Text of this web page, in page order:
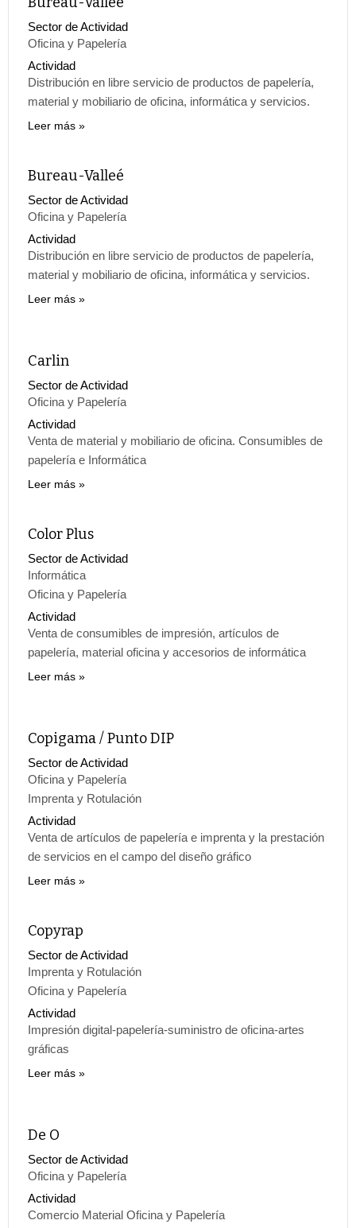
Sector de Actividad
Oficina y Papelería
Actividad
Distribución en libre servicio de productos de papelería,
material y mobiliario de oficina, informática y servicios.
Leer más
Bureau-Valleé
Sector de Actividad
Oficina y Papelería
Actividad
Distribución en libre servicio de productos de papelería,
material y mobiliario de oficina, informática y servicios.
Leer más
Carlin
Sector de Actividad
Oficina y Papelería
Actividad
Venta de material y mobiliario de oficina. Consumibles de
papelería e Informática
Leer más
Color Plus
Sector de Actividad
Informática
Oficina y Papelería
Actividad
Venta de consumibles de impresión, artículos de
papelería, material oficina y accesorios de informática
Leer más
Copigama / Punto DIP
Sector de Actividad
Oficina y Papelería
Imprenta y Rotulación
Actividad
Venta de artículos de papelería e imprenta y la prestación
de servicios en el campo del diseño gráfico
Leer más
Copyrap
Sector de Actividad
Imprenta y Rotulación
Oficina y Papelería
Actividad
Impresión digital-papelería-suministro de oficina-artes
gráficas
Leer más
De O
Sector de Actividad
Oficina y Papelería
Actividad
Comercio Material Oficina y Papelería